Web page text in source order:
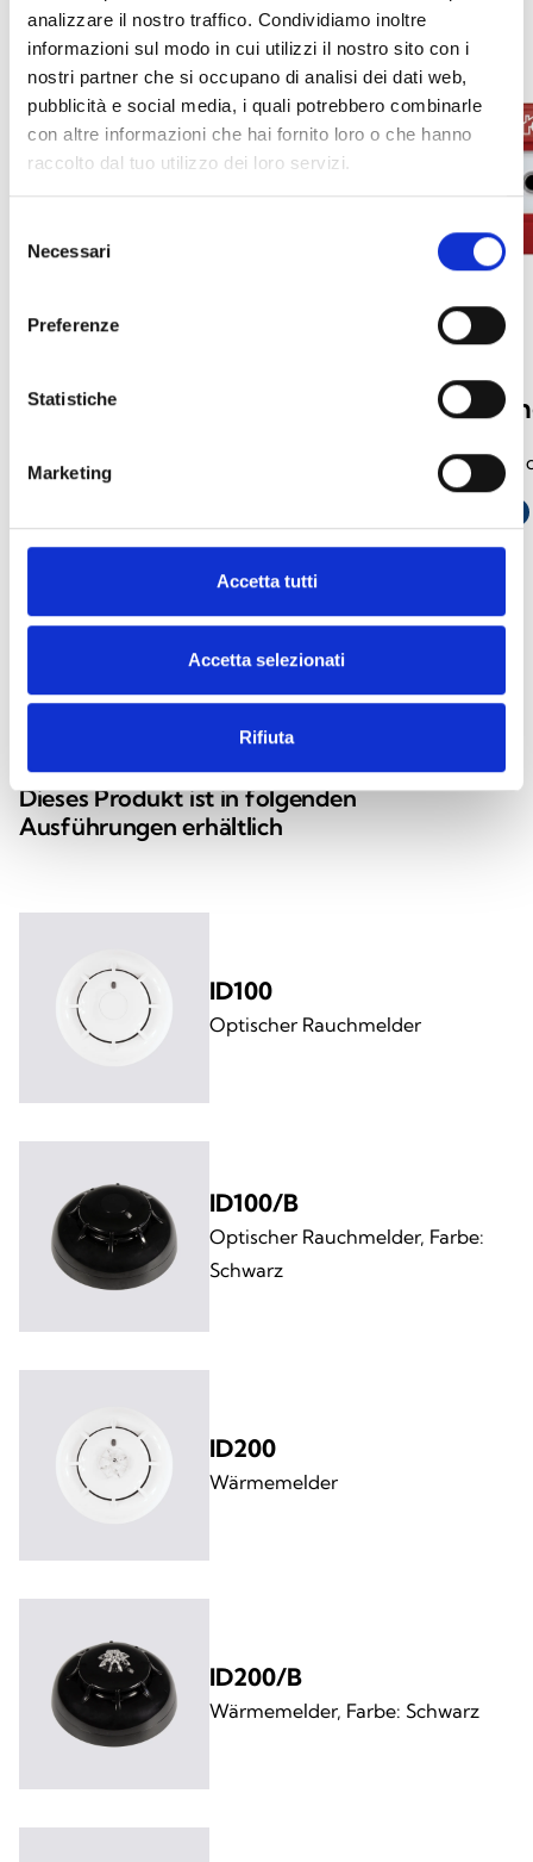
analizzare il nostro traffico. Condividiamo inoltre
informazioni sul modo in cui utilizzi il nostro sito con i
nostri partner che si occupano di analisi dei dati web,
pubblicità e social media, i quali potrebbero combinarle
con altre informazioni che hai fornito loro o che hanno
raccolto dal tuo utilizzo dei loro servizi.
delNecessari
Preferenze
Statistiche
Marketing
Accetta tutti
Accetta selezionati
Rifiuta
Meldersockel
Meldersockel und Zubehör für
Serie
Handfeuermelder
Dieses Produkt ist in folgenden
Ausführungen erhältlich
ID100
Optischer Rauchmelder
ID100/B
Optischer Rauchmelder, Farbe:
Schwarz
ID200
Wärmemelder
ID200/B
Wärmemelder, Farbe: Schwarz